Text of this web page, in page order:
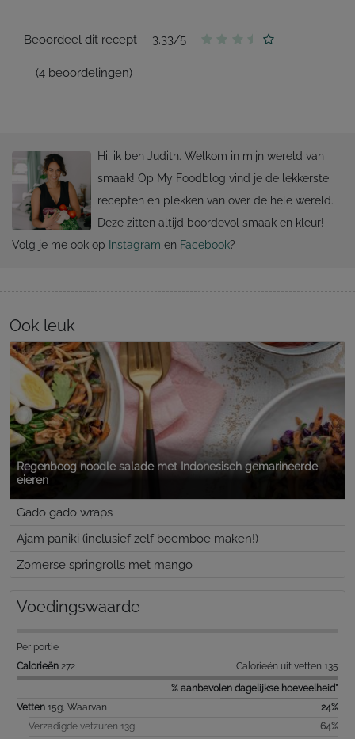
Beoordeel dit recept 3.33/5
(4 beoordelingen)
Hi, ik ben Judith. Welkom in mijn wereld van
smaak! Op My Foodblog vind je de lekkerste
recepten en plekken van over de hele wereld.
Deze zitten altijd boordevol smaak en kleur!
Volg je me ook op Instagram en Facebook?
Ook leuk
Regenboog noodle salade met Indonesisch gemarineerde
eieren
Gado gado wraps
Ajam paniki (inclusief zelf boemboe maken!)
Zomerse springrolls met mango
Voedingswaarde
Per portie
Calorieën 272
Calorieën uit vetten 135
% aanbevolen dagelijkse hoeveelheid*
Vetten 15g, Waarvan
24%
Verzadigde vetzuren 13g
64%